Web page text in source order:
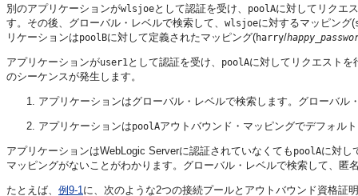
別のアプリケーションがwlsjoeとして認証を受け、 poolAに対してリクエ
す。その後、グローバル・レベルで検索して、 wlsjoeに対するマッピング(
リケーションはpoolBに対して定義されたマッピング(harry/
アプリケーションがuser1 として認証を受け、 poolAに対してリクエストを
のシーケンスが発生します。
アプリケーションはグローバル・レベルで検索します。グローバル
アプリケーションはpoolAアウトバウンド・マッピングでデフォル
アプリケーションはWebLogic Serverに認証されていなくても poolAに対し
マッピングがないことがわかります。グローバル・レベルで検索して、匿
たとえば、 例9-1 に、次のような2つの接続プールとアウトバウンド資格証